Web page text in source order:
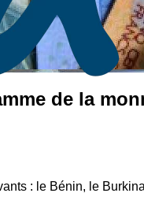
de la
: le Bénin, le